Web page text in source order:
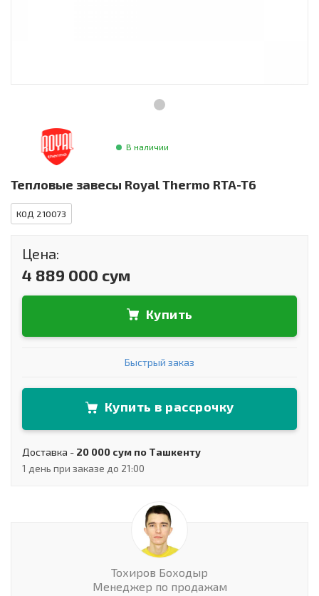
Сантехника В наличии
Тепловые завесы Royal Thermo RTA-T6
КОД 210073
Цена:
4 889 000 сум
Купить
Быстрый заказ
Купить в рассрочку
Доставка - 20 000 сум по Ташкенту
1 день при заказе до 21:00
Тохиров Боходыр
Менеджер по продажам